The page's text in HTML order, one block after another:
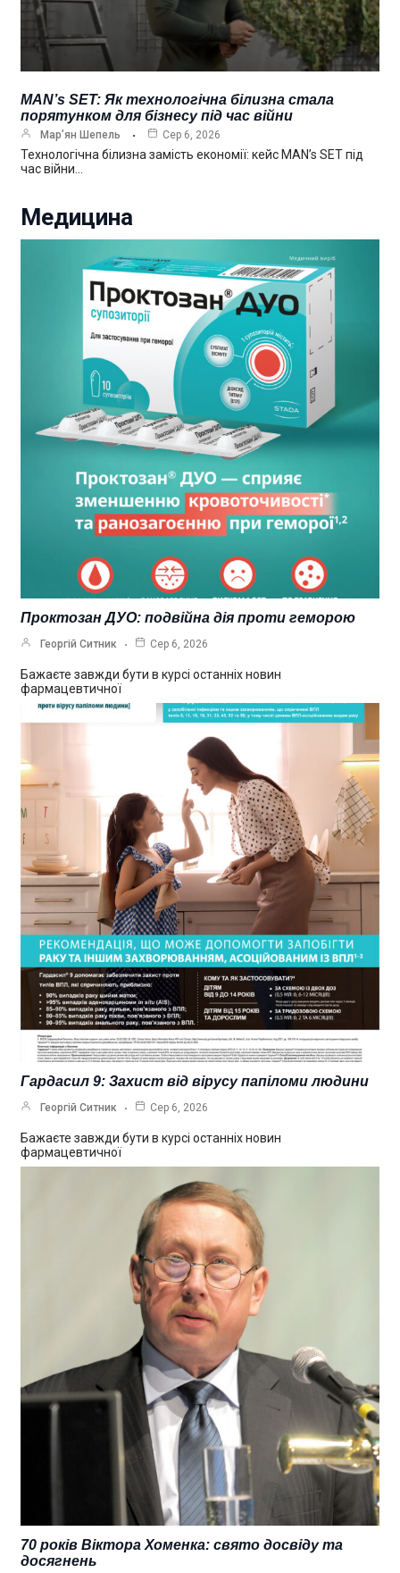
MAN’s SET: Як технологічна білизна стала
порятунком для бізнесу під час війни
Мар’ян Шепель Сер 6, 2026
Технологічна білизна замість економії: кейс MAN’s SET під
час війни…
Медицина
Проктозан ДУО: подвійна дія проти геморою
Георгій Ситник Сер 6, 2026
Бажаєте завжди бути в курсі останніх новин
фармацевтичної
Гардасил 9: Захист від вірусу папіломи людини
Георгій Ситник Сер 6, 2026
Бажаєте завжди бути в курсі останніх новин
фармацевтичної
70 років Віктора Хоменка: свято досвіду та
досягнень